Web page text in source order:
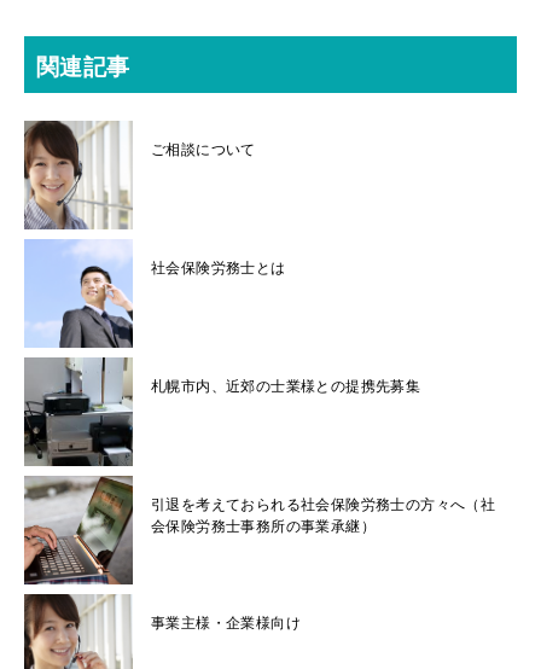
関連記事
ご相談について
社会保険労務士とは
札幌市内、近郊の士業様との提携先募集
引退を考えておられる社会保険労務士の方々へ（社
会保険労務士事務所の事業承継）
事業主様・企業様向け